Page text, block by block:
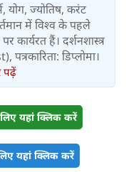
योग, ज्योतिष, करंट
में विश्‍व के पहले
कार्यरत हैं। दर्शनशास्त्र
डिप्लोमा।
यहां क्लिक करें
यहां क्लिक करें